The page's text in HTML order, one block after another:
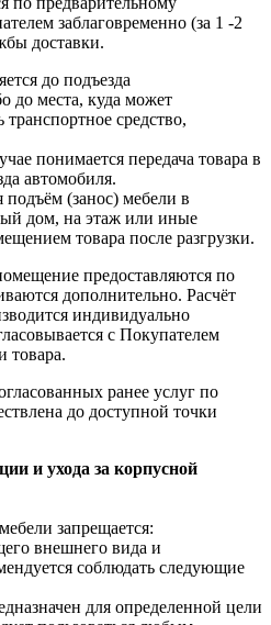
заблаговременно (за 1 -2
доставки.
до подъезда
до места, куда может
транспортное средство,
понимается передача товара в
автомобиля.
подъём (занос) мебели в
дом, на этаж или иные
товара после разгрузки.
предоставляются по
дополнительно. Расчёт
индивидуально
с Покупателем
товара.
ранее услуг по
до доступной точки
и ухода за корпусной
запрещается:
внешнего вида и
соблюдать следующие
для определенной цели